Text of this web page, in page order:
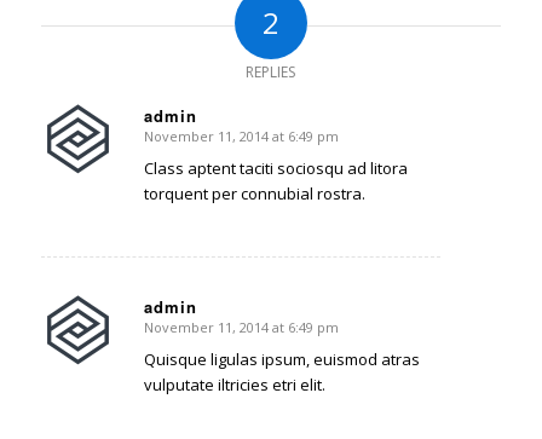
2
REPLIES
admin
says:
November 11, 2014 at 6:49 pm
Class aptent taciti sociosqu ad litora
torquent per connubial rostra.
admin
says:
November 11, 2014 at 6:49 pm
Quisque ligulas ipsum, euismod atras
vulputate iltricies etri elit.